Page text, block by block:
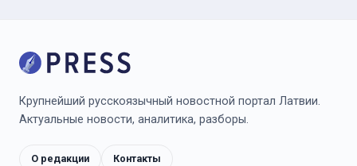
Крупнейший русскоязычный новостной портал Латвии.
Актуальные новости, аналитика, разборы.
О редакции Контакты